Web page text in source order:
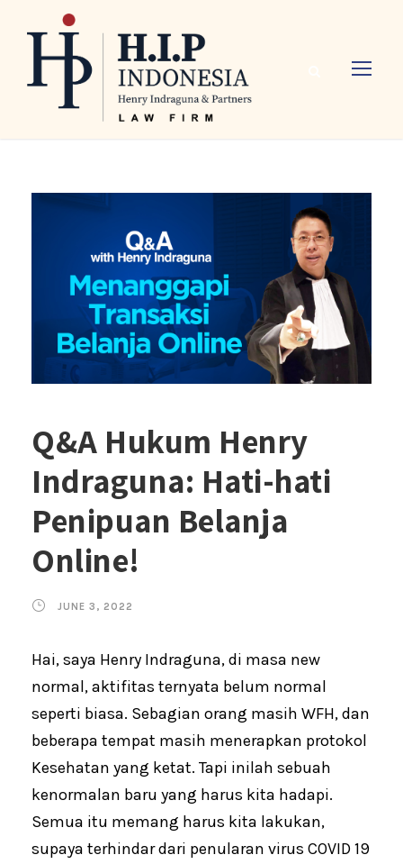
Q&A Hukum Henry
Indraguna: Hati-hati
Penipuan Belanja
Online!
JUNE 3, 2022
Hai, saya Henry Indraguna, di masa new
normal, aktifitas ternyata belum normal
seperti biasa. Sebagian orang masih WFH, dan
beberapa tempat masih menerapkan protokol
Kesehatan yang ketat. Tapi inilah sebuah
kenormalan baru yang harus kita hadapi.
Semua itu memang harus kita lakukan,
supaya terhindar dari penularan virus COVID 19